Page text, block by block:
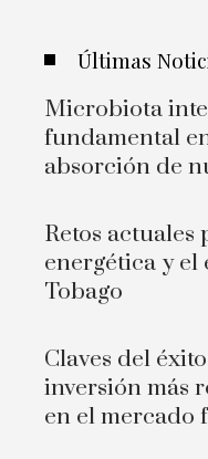
Últimas
Microbiota
fundamental
absorción de
Retos
energética y
Tobago
Claves del
inversión más
en el mercado